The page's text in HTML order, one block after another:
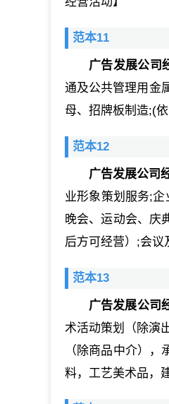
范本11
广告发展公司
通及公共管理用金
母、招牌板制造;(
范本12
广告发展公司
业形象策划服务;
晚会、运动会、庆
后方可经营）;会议
范本13
广告发展公司
术活动策划（除演
（除商品中介）
料，工艺美术品，